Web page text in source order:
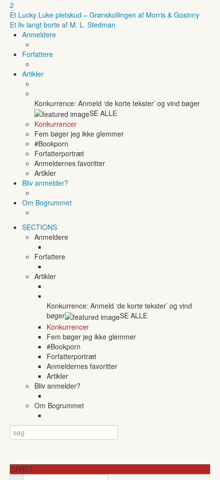
2
Et Lucky Luke pletskud – Grønskollingen af Morris & Gosinny
Et liv langt borte af M. L. Stedman
Anmeldere
Forfattere
Artikler
Konkurrence: Anmeld ‘de korte tekster’ og vind bøger
SE ALLE
Konkurrencer
Fem bøger jeg ikke glemmer
#Bookporn
Forfatterportræt
Anmeldernes favoritter
Artikler
Bliv anmelder?
Om Bogrummet
SECTIONS
Anmeldere
Forfattere
Artikler
Konkurrence: Anmeld ‘de korte tekster’ og vind
bøger
SE ALLE
Konkurrencer
Fem bøger jeg ikke glemmer
#Bookporn
Forfatterportræt
Anmeldernes favoritter
Artikler
Bliv anmelder?
Om Bogrummet
OPRET